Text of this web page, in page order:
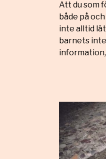
Att du som
både på
inte alltid
barnets